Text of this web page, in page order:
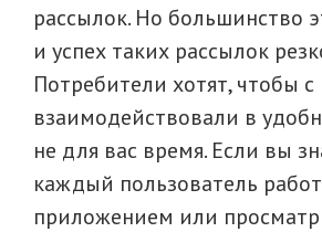
рассылок. Но большинство
и успех таких рассылок
Потребители хотят, чтобы
взаимодействовали в
не для вас время. Если вы
каждый пользователь
приложением или